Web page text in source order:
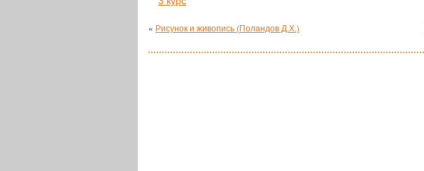
« Рисунок и живопись (Поландов Д.Х.)